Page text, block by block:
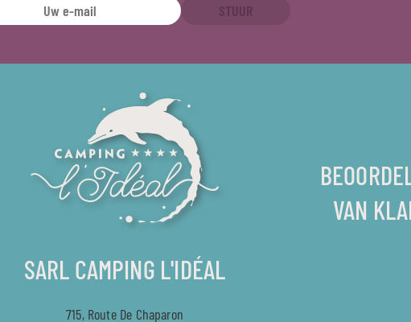
STUUR
SARL CAMPING L'IDÉAL
715, Route De Chaparon
VAN